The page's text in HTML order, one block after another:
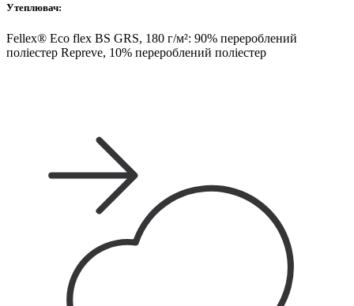
Утеплювач:
Fellex® Eco flex BS GRS, 180 г/м²: 90% перероблений
поліестер Repreve, 10% перероблений поліестер